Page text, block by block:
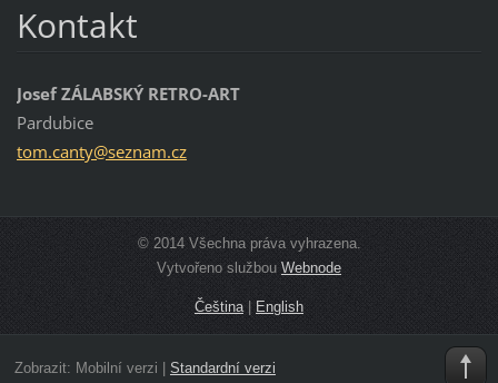
Kontakt
Josef ZÁLABSKÝ RETRO-ART
Pardubice
tom.canty@seznam.cz
© 2014 Všechna práva vyhrazena.
Vytvořeno službou Webnode
Čeština | English
Zobrazit: Mobilní verzi Standardní verzi